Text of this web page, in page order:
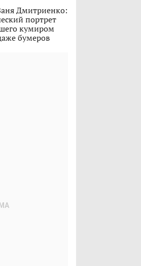
Дмитриенко:
портрет
кумиром
бумеров